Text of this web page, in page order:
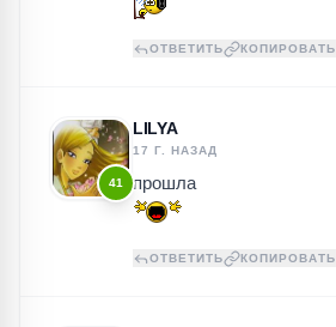
ОТВЕТИТЬ КОПИРОВАТЬ
41
LILYA
17 Г. НАЗАД
прошла
ОТВЕТИТЬ КОПИРОВАТЬ